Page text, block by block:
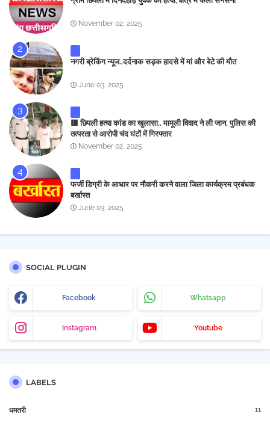
November 02, 2025
नगरी ब्रेकिंग न्यूज..दर्दनाक सड़क हादसे में मां और बेटे की मौत
June 03, 2025
🟥 छिपली हत्या कांड का खुलासा.. मामूली विवाद ने ली जान, पुलिस की
तत्परता से आरोपी चंद घंटों में गिरफ्तार
November 02, 2025
फर्जी डिग्री के आधार पर नौकरी करने वाला जिला कार्यक्रम प्रबंधक
बर्खास्त
June 03, 2025
SOCIAL PLUGIN
Facebook Whatsapp
Instagram Youtube
LABELS
धमतरी 11